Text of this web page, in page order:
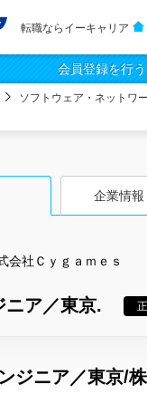
転職ならイーキャリア
会員登録を行
ソフトウェア・ネットワ
企業情
会社Ｃｙｇａｍｅｓ
ニア／東京.
ジニア／東京/